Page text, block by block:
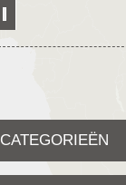
CATEGORIEËN